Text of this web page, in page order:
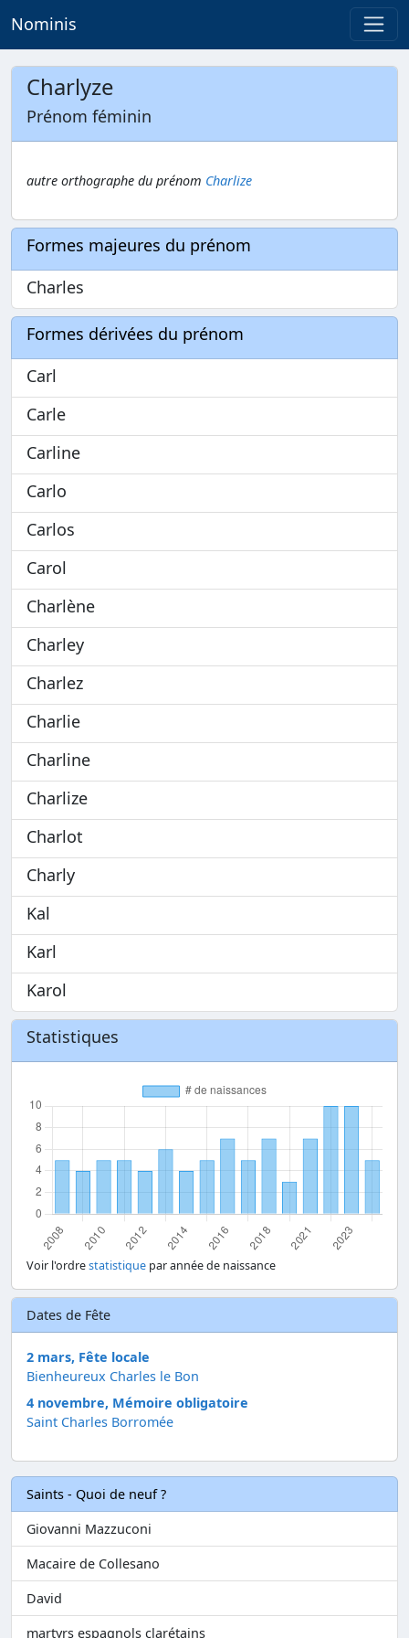
Nominis
Charlyze
Prénom féminin
autre orthographe du prénom Charlize
Formes majeures du prénom
Charles
Formes dérivées du prénom
Carl
Carle
Carline
Carlo
Carlos
Carol
Charlène
Charley
Charlez
Charlie
Charline
Charlize
Charlot
Charly
Kal
Karl
Karol
Statistiques
Voir l'ordrestatistique par année de naissance
Dates de Fête
2 mars, Fête locale
Bienheureux Charles le Bon
4 novembre, Mémoire obligatoire
Saint Charles Borromée
Saints - Quoi de neuf ?
Giovanni Mazzuconi
Macaire de Collesano
David
martyrs espagnols clarétains